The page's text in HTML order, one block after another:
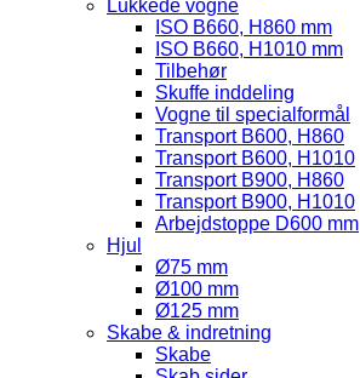
Lukkede vogne
ISO B660, H860 mm
ISO B660, H1010 mm
Tilbehør
Skuffe inddeling
Vogne til specialformål
Transport B600, H860
Transport B600, H1010
Transport B900, H860
Transport B900, H1010
Arbejdstoppe D600 mm
Hjul
Ø75 mm
Ø100 mm
Ø125 mm
Skabe & indretning
Skabe